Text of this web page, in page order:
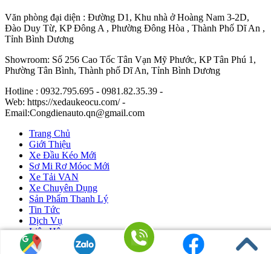
Văn phòng đại diện : Đường D1, Khu nhà ở Hoàng Nam 3-2D,
Đào Duy Từ, KP Đông A , Phường Đông Hòa , Thành Phố Dĩ An ,
Tỉnh Bình Dương
Showroom: Số 256 Cao Tốc Tân Vạn Mỹ Phước, KP Tân Phú 1,
Phường Tân Bình, Thành phố Dĩ An, Tỉnh Bình Dương
Hotline : 0932.795.695 - 0981.82.35.39 -
Web: https://xedaukeocu.com/ -
Email:Congdienauto.qn@gmail.com
Trang Chủ
Giới Thiệu
Xe Đầu Kéo Mới
Sơ Mi Rơ Móoc Mới
Xe Tải VAN
Xe Chuyên Dụng
Sản Phẩm Thanh Lý
Tin Tức
Dịch Vụ
Liên Hệ
Ô Tô Huỳnh Gia Phát| Xe Đầu Kéo Mỹ by Huỳnh Gia Phát.